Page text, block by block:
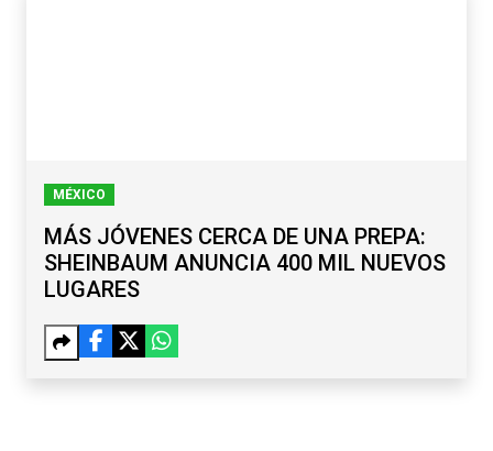
MÉXICO
MÁS JÓVENES CERCA DE UNA PREPA:
SHEINBAUM ANUNCIA 400 MIL NUEVOS
LUGARES